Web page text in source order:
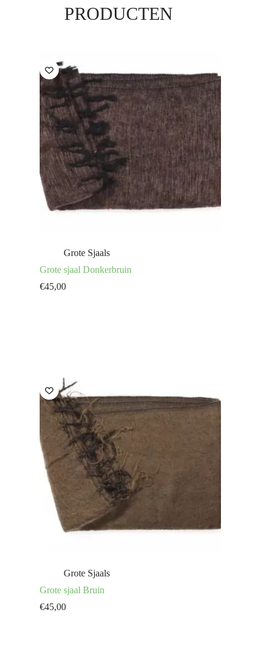
PRODUCTEN
Grote Sjaals
Grote sjaal Donkerbruin
€45,00
Grote Sjaals
Grote sjaal Bruin
€45,00